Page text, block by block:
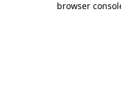
browser